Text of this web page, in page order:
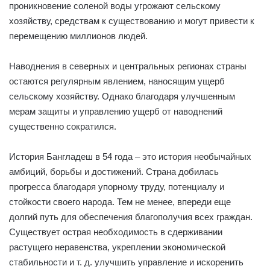
проникновение соленой воды угрожают сельскому
хозяйству, средствам к существованию и могут привести к
перемещению миллионов людей.
Наводнения в северных и центральных регионах страны
остаются регулярным явлением, наносящим ущерб
сельскому хозяйству. Однако благодаря улучшенным
мерам защиты и управлению ущерб от наводнений
существенно сократился.
История Бангладеш в 54 года – это история необычайных
амбиций, борьбы и достижений. Страна добилась
прогресса благодаря упорному труду, потенциалу и
стойкости своего народа. Тем не менее, впереди еще
долгий путь для обеспечения благополучия всех граждан.
Существует острая необходимость в сдерживании
растущего неравенства, укреплении экономической
стабильности и т. д. улучшить управление и искоренить